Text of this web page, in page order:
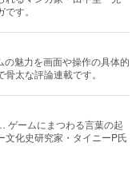
す。
魅力を画面や操作の具体的
太な評論連載です。
ゲームにまつわる言葉の起
文化史研究家・タイニーP氏